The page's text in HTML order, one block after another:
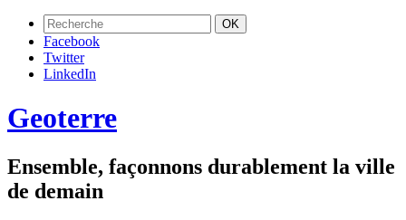
Facebook
Twitter
LinkedIn
Geoterre
Ensemble, façonnons durablement la ville
de demain